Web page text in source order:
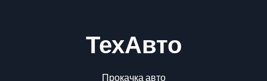
ТехАвто
Прокачка авто